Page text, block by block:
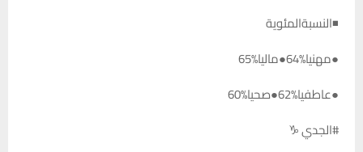
◾النسبةالمئوية
●مهنيا%64●ماليا%65
●عاطفيا%62●صحيا%60
#الجدي ♑